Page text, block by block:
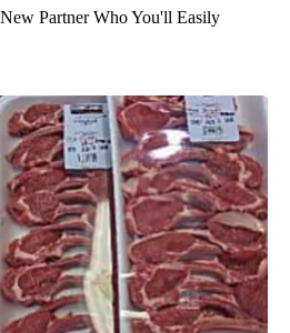
Partner Who You'll Easily